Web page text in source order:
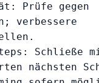
Prüfe gegen
verbessere
Schließe
nächsten